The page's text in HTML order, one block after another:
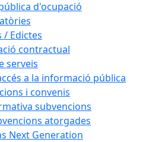
d'ocupació
/ Edictes
contractual
serveis
a la informació pública
i convenis
subvencions
atorgades
Next Generation